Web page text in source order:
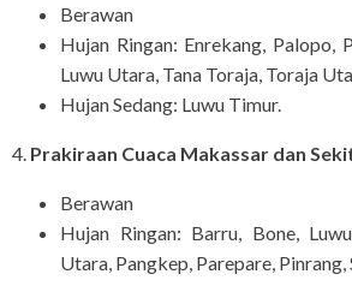
Berawan
Hujan Ringan: Enrekang, Palopo,
Luwu Utara, Tana Toraja, Toraja
Hujan Sedang: Luwu Timur.
4. Prakiraan Cuaca Makassar dan
Berawan
Hujan Ringan: Barru, Bone,
Utara, Pangkep, Parepare, Pinrang,